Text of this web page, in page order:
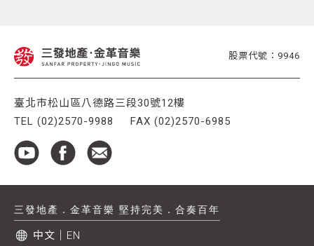
股票代號：9946
臺北市松山區八德路三段30號12樓
TEL (02)2570-9988
FAX (02)2570-6985
三發地產．金革音樂 堅持完美．合奏百年
中文 EN